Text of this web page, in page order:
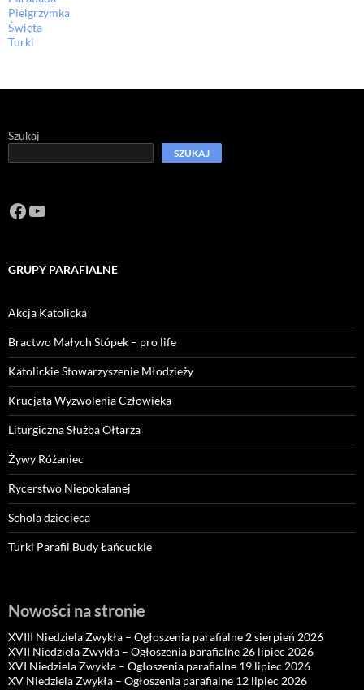
Pielgrzymka
Święta
Turki
Szukaj
SZUKAJ
Facebook
https://www.youtube.com/channel/
GRUPY PARAFIALNE
Akcja Katolicka
Bractwo Małych Stópek – pro life
Katolickie Stowarzyszenie Młodzieży
Krucjata Wyzwolenia Człowieka
Liturgiczna Służba Ołtarza
Żywy Różaniec
Rycerstwo Niepokalanej
Schola dziecięca
Turki Parafii Budy Łańcuckie
Nowości na stronie
XVIII Niedziela Zwykła – Ogłoszenia parafialne 2 sierpień 2026
XVII Niedziela Zwykła – Ogłoszenia parafialne 26 lipiec 2026
XVI Niedziela Zwykła – Ogłoszenia parafialne 19 lipiec 2026
XV Niedziela Zwykła – Ogłoszenia parafialne 12 lipiec 2026